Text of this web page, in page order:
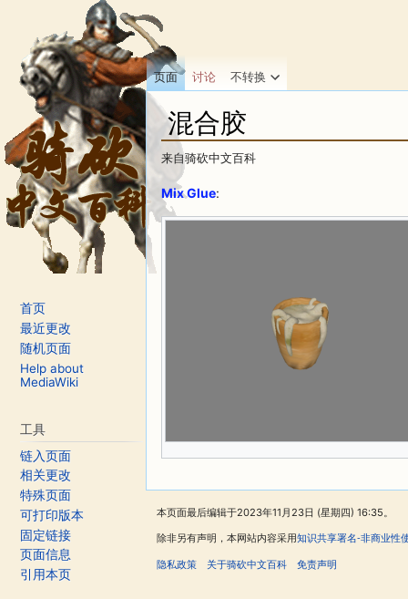
混合胶
来自骑砍中文百科
跳转至：
Mix Glue:
页面 讨论 不转换
首页
最近更改
随机页面
Help about
MediaWiki
工具
链入页面
相关更改
特殊页面
可打印版本
固定链接
页面信息
引用本页
本页面最后编辑于2023年11月23日 (星期四) 16:35。
除非另有声明，本网站内容采用知识共享署名-非商业性
隐私政策 关于骑砍中文百科 免责声明